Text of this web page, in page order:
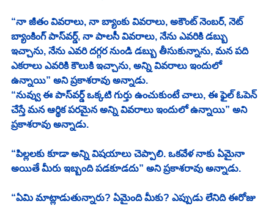
“నా జీతం వివరాలు, నా బ్యాంకు వివరాలు, అకౌంట్ నెంబర్, నెట్
బ్యాంకింగ్ పాస్‌వర్డ్, నా పాలసీ వివరాలు, నేను ఎవరికి డబ్బు
ఇచ్చాను, నేను ఎవరి దగ్గర నుండి డబ్బు తీసుకున్నాను, మన పది
ఎకరాలు ఎవరికి కౌలుకి ఇచ్చాను, అన్ని వివరాలు ఇందులో
ఉన్నాయి” అని ప్రకాశరావు అన్నాడు.
“నువ్వు ఈ పాస్‌వర్డ్ ఒక్కటి గుర్తు ఉంచుకుంటే చాలు, ఈ ఫైల్ ఓపెన్
చేస్తే మన ఆర్థిక పరమైన అన్ని వివరాలు ఇందులో ఉన్నాయి” అని
ప్రకాశరావు అన్నాడు.
“పిల్లలకు కూడా అన్ని విషయాలు చెప్పాలి. ఒకవేళ నాకు ఏమైనా
అయితే మీరు ఇబ్బంది పడకూడదు” అని ప్రకాశరావు అన్నాడు.
“ఏమి మాట్లాడుతున్నారు? ఏమైంది మీకు? ఎప్పుడు లేనిది ఈరోజు